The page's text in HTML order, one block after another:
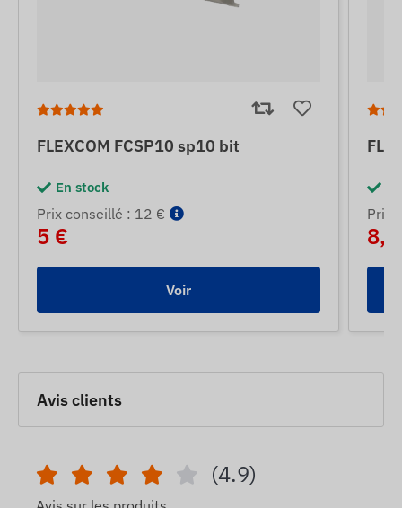
FLEXCOM FCSP10 sp10 bit
En stock
Prix ​​conseillé : 12 €
5 €
Voir
Prix
Avis clients
(4.9)